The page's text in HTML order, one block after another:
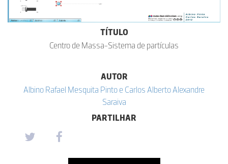
TÍTULO
Centro de Massa-Sistema de partículas
AUTOR
Albino Rafael Mesquita Pinto e Carlos Alberto Alexandre
Saraiva
PARTILHAR